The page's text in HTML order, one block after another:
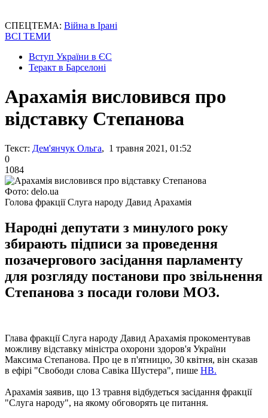
СПЕЦТЕМА: Війна в Ірані
ВСІ ТЕМИ
Вступ України в ЄС
Теракт в Барселоні
Арахамія висловився про
відставку Степанова
Текст: Дем'янчук Ольга, 1 травня 2021, 01:52
0
1084
Фото: delo.ua
Голова фракції Слуга народу Давид Арахамія
Народні депутати з минулого року
збирають підписи за проведення
позачергового засідання парламенту
для розгляду постанови про звільнення
Степанова з посади голови МОЗ.
Глава фракції Слуга народу Давид Арахамія прокоментував
можливу відставку міністра охорони здоров'я України
Максима Степанова. Про це в п'ятницю, 30 квітня, він сказав
в ефірі "Свободи слова Савіка Шустера", пише НВ.
Арахамія заявив, що 13 травня відбудеться засідання фракції
"Слуга народу", на якому обговорять це питання.